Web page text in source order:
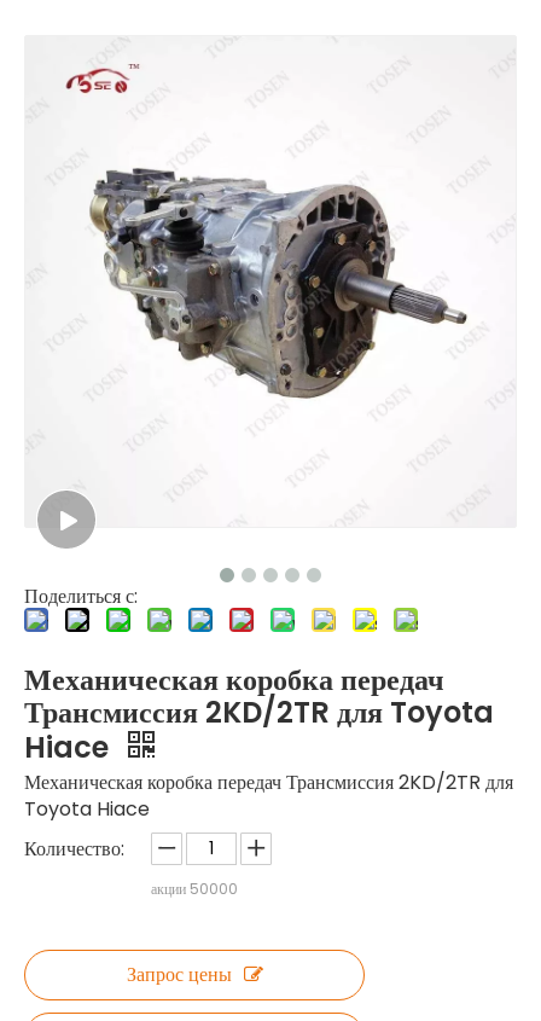
Поделиться с:
Механическая коробка передач
Трансмиссия 2KD/2TR для Toyota
Hiace
Механическая коробка передач Трансмиссия 2KD/2TR для
Toyota Hiace
Количество:
акции 50000
Запрос цены